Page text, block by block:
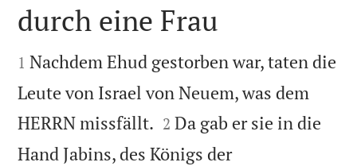

durch eine Frau

1 Nachdem Ehud gestorben war, taten die
Leute von Israel von Neuem, was dem
HERRN missfällt. 

2 Da gab er sie in die
Hand Jabins, des Königs der